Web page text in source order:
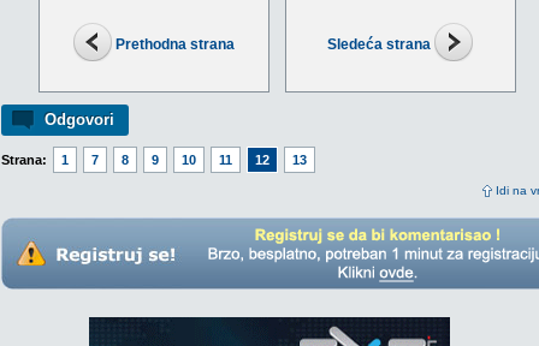
Prethodna strana Sledeća strana
Odgovori
Strana: 1 7 8 9 10 11 12 13
Idi na